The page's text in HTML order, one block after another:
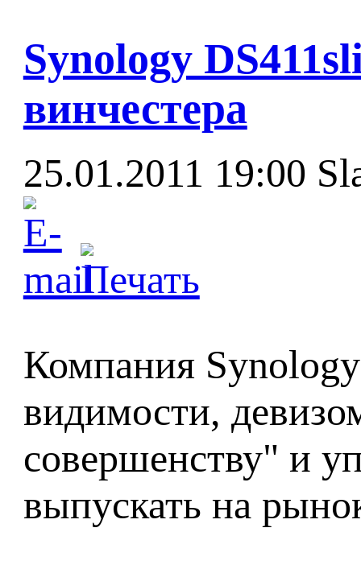
Synology
винчестера
25.01.2011 19:00
Компания Synology
видимости,
совершенству" и
выпускать на